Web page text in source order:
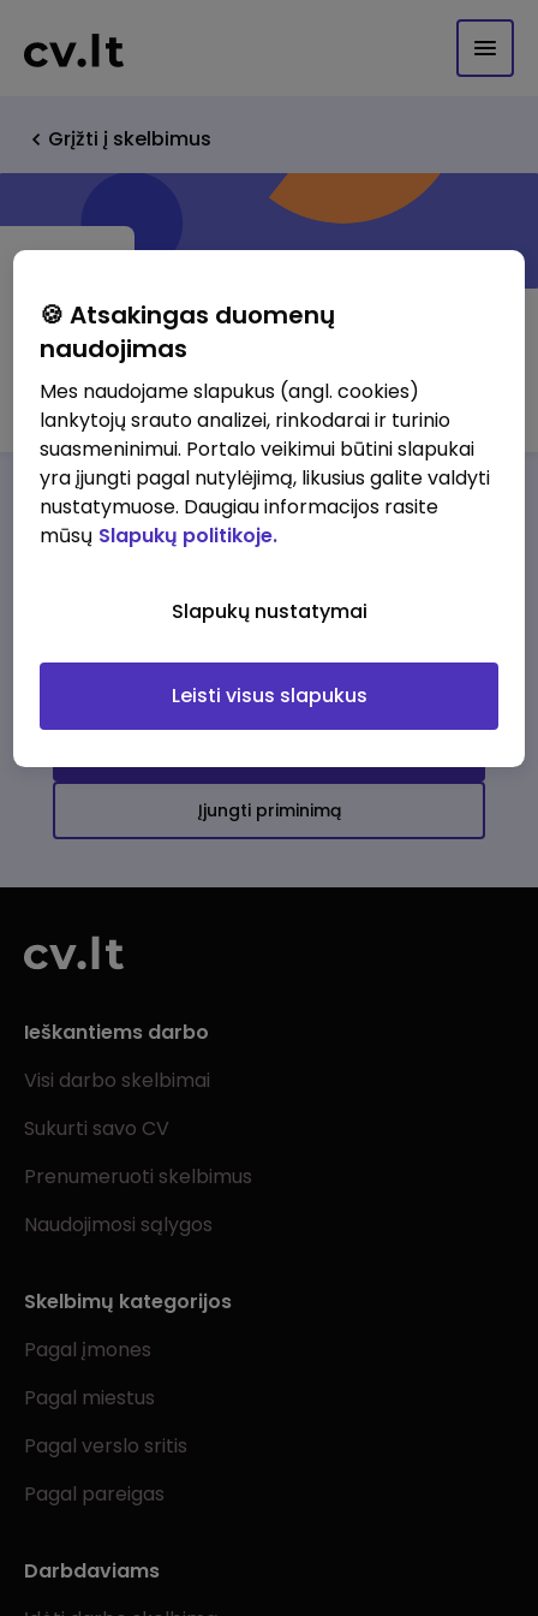
Grįžti į skelbimus
VINGĖS LOGISTIKA, UAB
Darbo pasiūlymaiApie musPrivalumai
darbo pasiūlymų
Įjungti priminimą
Ieškantiems darbo
Visi darbo skelbimai
Sukurti savo CV
Prenumeruoti skelbimus
Naudojimosi sąlygos
Skelbimų kategorijos
Pagal įmones
Pagal miestus
Pagal verslo sritis
Pagal pareigas
Darbdaviams
🍪 Atsakingas duomenų
naudojimas
Mes naudojame slapukus (angl. cookies)
lankytojų srauto analizei, rinkodarai ir turinio
suasmeninimui. Portalo veikimui būtini slapukai
yra įjungti pagal nutylėjimą, likusius galite valdyti
nustatymuose. Daugiau informacijos rasite
mūsų Slapukų politikoje.
Slapukų nustatymai
Leisti visus slapukus